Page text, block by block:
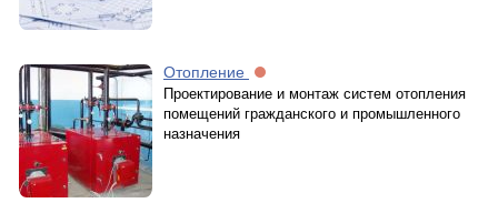
Отопление
Проектирование и монтаж систем отопления
помещений гражданского и промышленного
назначения